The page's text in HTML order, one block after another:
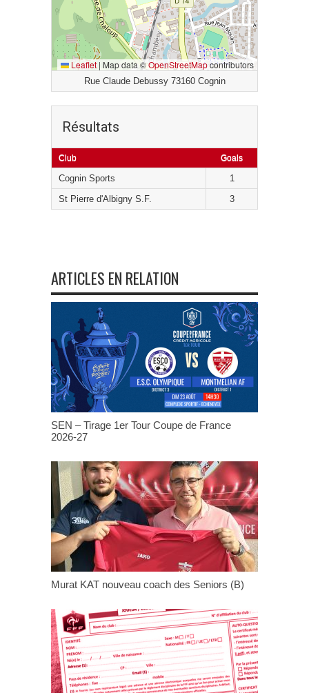
Leaflet | Map data ©OpenStreetMapcontributors
Rue Claude Debussy 73160 Cognin
Résultats
Club Goals
Cognin Sports
1
St Pierre d'Albigny S.F.
3
ARTICLES EN RELATION
SEN – Tirage 1er Tour Coupe de France
2026-27
Murat KAT nouveau coach des Seniors (B)